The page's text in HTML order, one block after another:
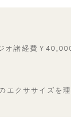
オ諸経費￥
クササイズを理